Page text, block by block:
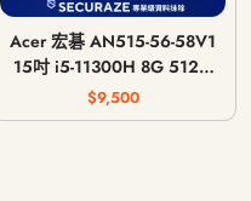
Acer 宏碁 AN515-56-58V1
15吋 i5-11300H 8G 512G
GTX 1650 4G
$9,500